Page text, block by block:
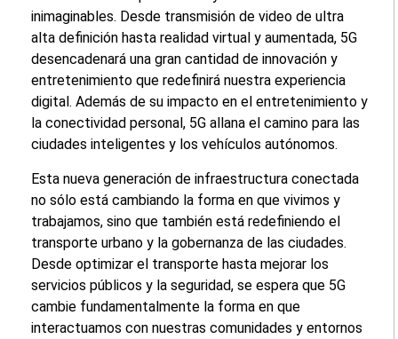
inimaginables. Desde transmisión de video de ultra
alta definición hasta realidad virtual y aumentada, 5G
desencadenará una gran cantidad de innovación y
entretenimiento que redefinirá nuestra experiencia
digital. Además de su impacto en el entretenimiento y
la conectividad personal, 5G allana el camino para las
ciudades inteligentes y los vehículos autónomos.
Esta nueva generación de infraestructura conectada
no sólo está cambiando la forma en que vivimos y
trabajamos, sino que también está redefiniendo el
transporte urbano y la gobernanza de las ciudades.
Desde optimizar el transporte hasta mejorar los
servicios públicos y la seguridad, se espera que 5G
cambie fundamentalmente la forma en que
interactuamos con nuestras comunidades y entornos